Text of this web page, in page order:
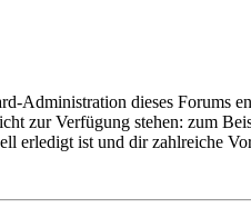
Administration dieses Forums
zur Verfügung stehen: zum
erledigt ist und dir zahlreiche